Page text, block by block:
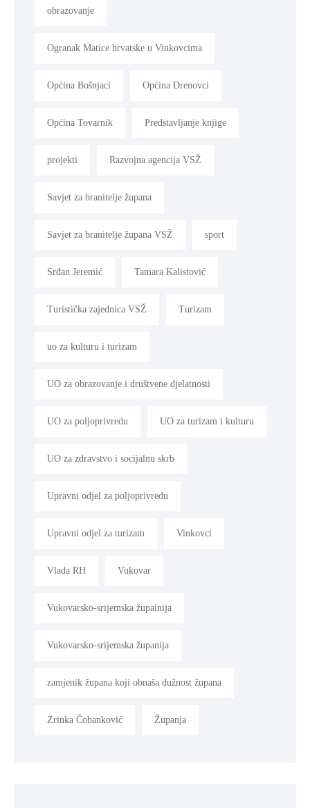
obrazovanje
Ogranak Matice hrvatske u Vinkovcima
Općina Bošnjaci Općina Drenovci
Općina Tovarnik Predstavljanje knjige
projekti Razvojna agencija VSŽ
Savjet za branitelje župana
Savjet za branitelje župana VSŽ sport
Srđan Jeremić Tamara Kalistović
Turistička zajednica VSŽ Turizam
uo za kulturu i turizam
UO za obrazovanje i društvene djelatnosti
UO za poljoprivredu UO za turizam i kulturu
UO za zdravstvo i socijalnu skrb
Upravni odjel za poljoprivredu
Upravni odjel za turizam Vinkovci
Vlada RH Vukovar
Vukovarsko-srijemska župainija
Vukovarsko-srijemska županija
zamjenik župana koji obnaša dužnost župana
Zrinka Čobanković Županja